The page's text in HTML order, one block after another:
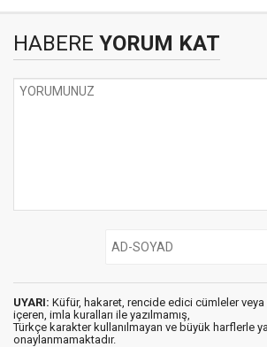
HABERE YORUM KAT
UYARI: Küfür, hakaret, rencide edici cümleler veya
içeren, imla kuralları ile yazılmamış,
Türkçe karakter kullanılmayan ve büyük harflerle
onaylanmamaktadır.